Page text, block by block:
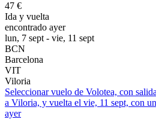
47 €
Ida y vuelta
encontrado ayer
lun, 7 sept - vie, 11 sept
BCN
Barcelona
VIT
Viloria
Seleccionar vuelo de Volotea, con
a Viloria, y vuelta el vie, 11 sept, con
ayer